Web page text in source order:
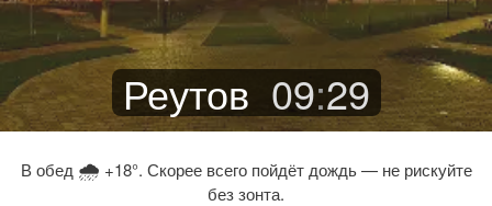
Реутов 09:29
В обед 🌧 +18°. Скорее всего пойдёт дождь — не рискуйте
без зонта.